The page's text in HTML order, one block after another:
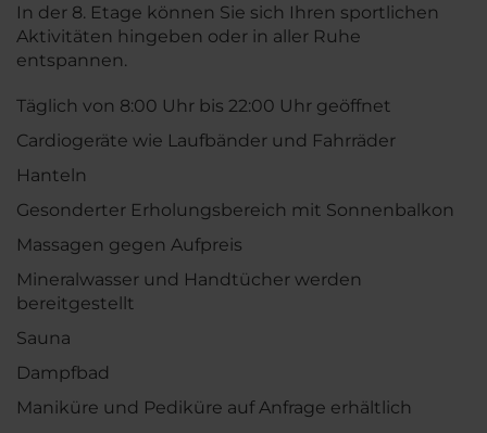
In der 8. Etage können Sie sich Ihren sportlichen
Aktivitäten hingeben oder in aller Ruhe
entspannen.
Täglich von 8:00 Uhr bis 22:00 Uhr geöffnet
Cardiogeräte wie Laufbänder und Fahrräder
Hanteln
Gesonderter Erholungsbereich mit Sonnenbalkon
Massagen gegen Aufpreis
Mineralwasser und Handtücher werden
bereitgestellt
Sauna
Dampfbad
Maniküre und Pediküre auf Anfrage erhältlich